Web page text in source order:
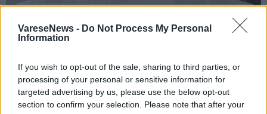
VareseNews - Do Not Process My Personal
Information
If you wish to opt-out of the sale, sharing to third parties, or
processing of your personal or sensitive information for
targeted advertising by us, please use the below opt-out
section to confirm your selection. Please note that after your
UTILITÀ
I principali tipi di marmi utilizzati per
l’arredamento